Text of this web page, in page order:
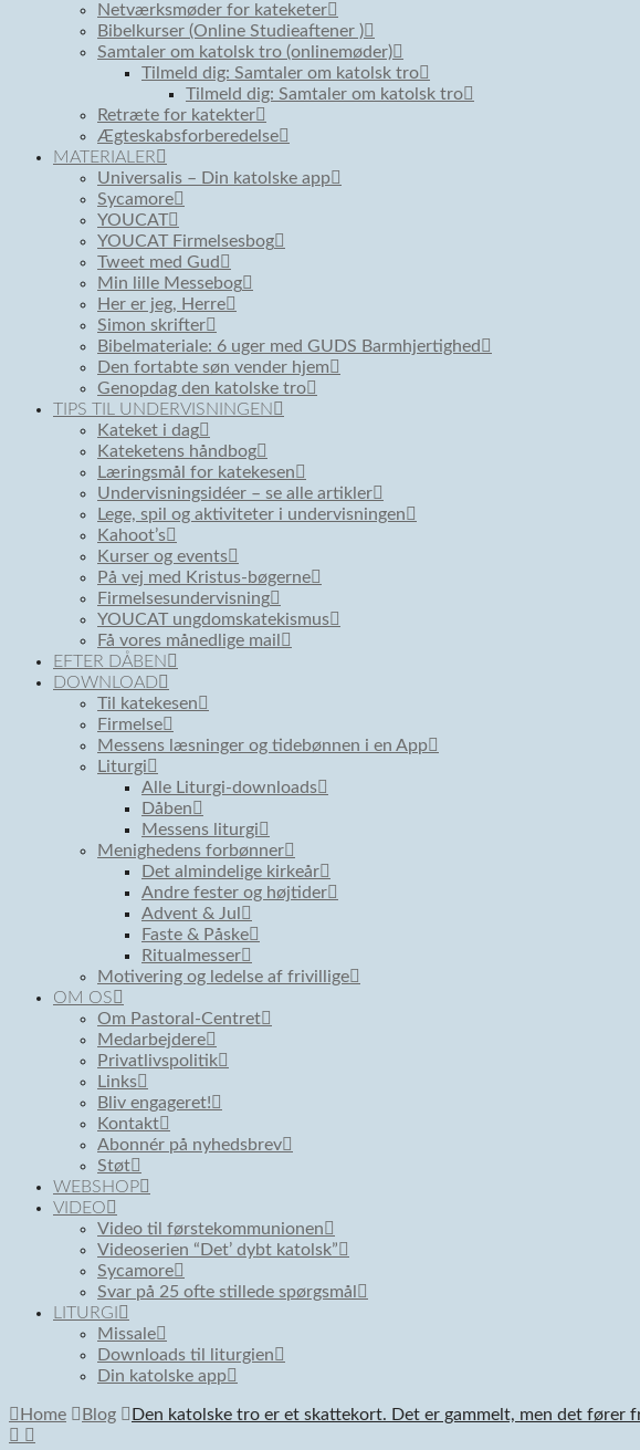
Netværksmøder for kateketer
Bibelkurser (Online Studieaftener )
Samtaler om katolsk tro (onlinemøder)
Tilmeld dig: Samtaler om katolsk tro
Tilmeld dig: Samtaler om katolsk tro
Retræte for katekter
Ægteskabsforberedelse
MATERIALER
Universalis – Din katolske app
Sycamore
YOUCAT
YOUCAT Firmelsesbog
Tweet med Gud
Min lille Messebog
Her er jeg, Herre
Simon skrifter
Bibelmateriale: 6 uger med GUDS Barmhjertighed
Den fortabte søn vender hjem
Genopdag den katolske tro
TIPS TIL UNDERVISNINGEN
Kateket i dag
Kateketens håndbog
Læringsmål for katekesen
Undervisningsidéer – se alle artikler
Lege, spil og aktiviteter i undervisningen
Kahoot’s
Kurser og events
På vej med Kristus-bøgerne
Firmelsesundervisning
YOUCAT ungdomskatekismus
Få vores månedlige mail
EFTER DÅBEN
DOWNLOAD
Til katekesen
Firmelse
Messens læsninger og tidebønnen i en App
Liturgi
Alle Liturgi-downloads
Dåben
Messens liturgi
Menighedens forbønner
Det almindelige kirkeår
Andre fester og højtider
Advent & Jul
Faste & Påske
Ritualmesser
Motivering og ledelse af frivillige
OM OS
Om Pastoral-Centret
Medarbejdere
Privatlivspolitik
Links
Bliv engageret!
Kontakt
Abonnér på nyhedsbrev
Støt
WEBSHOP
VIDEO
Video til førstekommunionen
Videoserien “Det’ dybt katolsk”
Sycamore
Svar på 25 ofte stillede spørgsmål
LITURGI
Missale
Downloads til liturgien
Din katolske app
Home Blog Den katolske tro er et skattekort. Det er gammelt, men det fører